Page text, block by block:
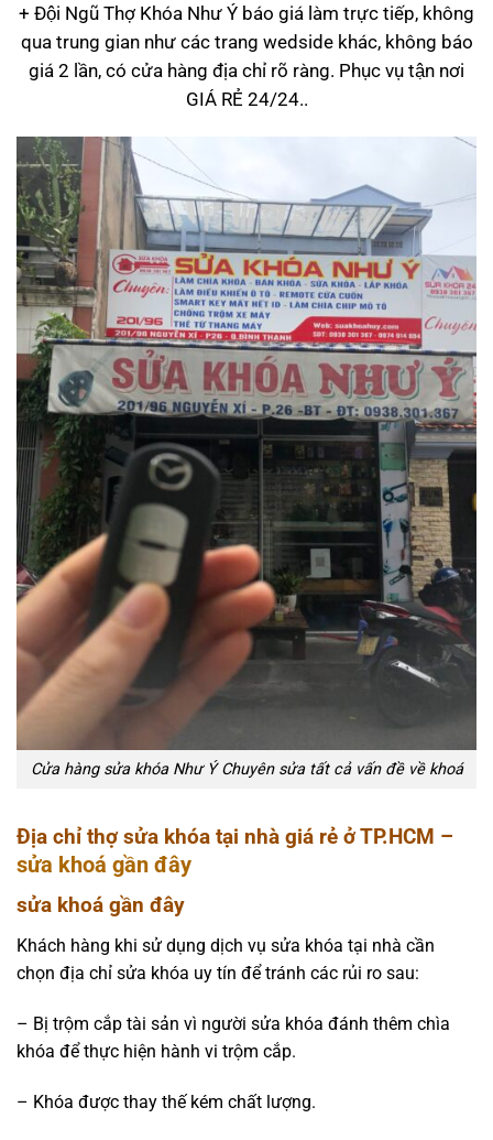
+ Đội Ngũ Thợ Khóa Như Ý báo giá làm trực tiếp, không
qua trung gian như các trang wedside khác, không báo
giá 2 lần, có cửa hàng địa chỉ rõ ràng. Phục vụ tận nơi
GIÁ RẺ 24/24..
Cửa hàng sửa khóa Như Ý Chuyên sửa tất cả vấn đề về khoá
Địa chỉ thợ sửa khóa tại nhà giá rẻ ở TP.HCM –
sửa khoá gần đây
sửa khoá gần đây
Khách hàng khi sử dụng dịch vụ sửa khóa tại nhà cần
chọn địa chỉ sửa khóa uy tín để tránh các rủi ro sau:
– Bị trộm cắp tài sản vì người sửa khóa đánh thêm chìa
khóa để thực hiện hành vi trộm cắp.
– Khóa được thay thế kém chất lượng.